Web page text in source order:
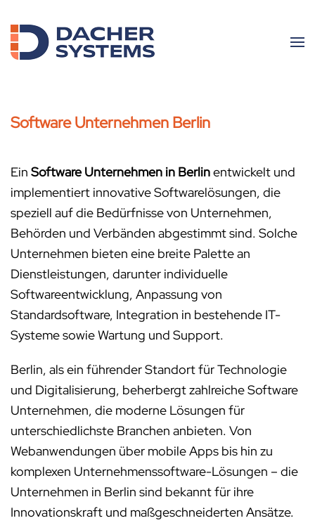
Skip to main content
Software Unternehmen Berlin
Ein Software Unternehmen in Berlinentwickelt und
implementiert innovative Softwarelösungen, die
speziell auf die Bedürfnisse von Unternehmen,
Behörden und Verbänden abgestimmt sind. Solche
Unternehmen bieten eine breite Palette an
Dienstleistungen, darunter individuelle
Softwareentwicklung, Anpassung von
Standardsoftware, Integration in bestehende IT-
Systeme sowie Wartung und Support.
Berlin, als ein führender Standort für Technologie
und Digitalisierung, beherbergt zahlreiche Software
Unternehmen, die moderne Lösungen für
unterschiedlichste Branchen anbieten. Von
Webanwendungen über mobile Apps bis hin zu
komplexen Unternehmenssoftware-Lösungen – die
Unternehmen in Berlin sind bekannt für ihre
Innovationskraft und maßgeschneiderten Ansätze.